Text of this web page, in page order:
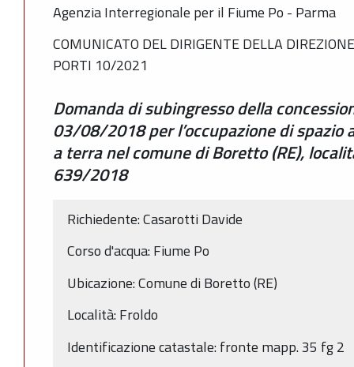
Agenzia Interregionale per il Fiume Po - Parma
COMUNICATO DEL DIRIGENTE DELLA
PORTI 10/2021
Domanda di subingresso della
03/08/2018 per l’occupazione di spazio
a terra nel comune di Boretto (RE),
639/2018
Richiedente: Casarotti Davide
Corso d'acqua: Fiume Po
Ubicazione: Comune di Boretto (RE)
Località: Froldo
Identificazione catastale: fronte mapp. 35 fg 2